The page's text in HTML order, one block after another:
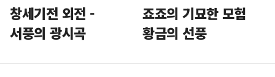
창세기전 외전 -
서풍의 광시곡
죠죠의 기묘한 모험
황금의 선풍